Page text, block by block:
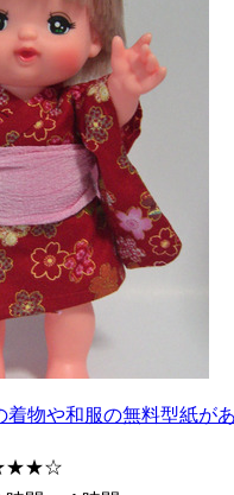
着物や和服の無料型紙が